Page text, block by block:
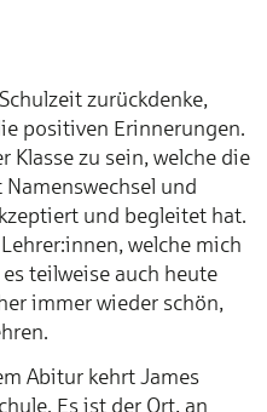
zurückdenke,
positiven Erinnerungen.
Klasse zu sein, welche die
und
und begleitet hat.
welche mich
teilweise auch heute
immer wieder schön,
Abitur kehrt James
Es ist der Ort, an